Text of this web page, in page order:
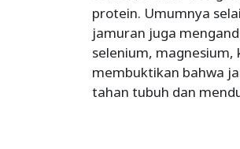
protein. Umumnya
jamuran juga
selenium, magnesium,
membuktikan bahwa
tahan tubuh dan